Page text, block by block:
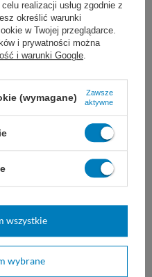
koncentratu
na bazie
229,00 zł
realizacji usług zgodnie z
określić warunki
w Twojej przeglądarce.
i prywatności można
i warunki Google
(wymagane)
Zawsze
aktywne
wybrane
wszystkie